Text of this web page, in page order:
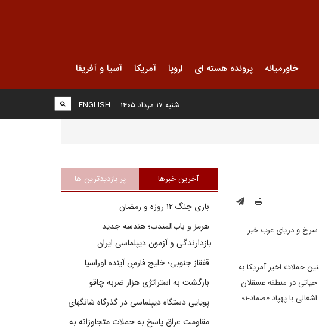
خاورمیانه پرونده هسته ای اروپا آمریکا آسیا و آفریقا
ENGLISH شنبه ۱۷ مرداد ۱۴۰۵
سرخ و دریای عرب خبر
حملات اخیر آمریکا به
یک تأسیسات حیاتی در منطقه عسقلان
اشغالی بوده که با پهپاد «یافا» هدف قرار گرفته شد و دومین عملیات علیه یک هدف نظامی در منطقه ام‌الرشراش (ایلات) در جنوب فلسطین اشغالی با پهپاد «صماد-۱»
آخرین خبرها پر بازدیدترین ها
بازی جنگ ۱۲ روزه و رمضان
هرمز و باب‌المندب؛ هندسه جدید
بازدارندگی و آزمون دیپلماسی ایران
قفقاز جنوبی؛ خلیج فارسِ آینده اوراسیا
بازگشت به استراتژی هزار ضربه چاقو
پویایی دستگاه دیپلماسی در گذرگاه شانگهای
مقاومت عراق پاسخ به حملات متجاوزانه به